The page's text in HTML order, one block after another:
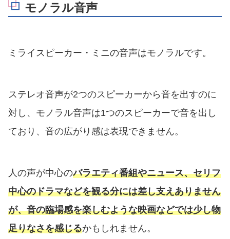
モノラル音声
ミライスピーカー・ミニの音声はモノラルです。
ステレオ音声が2つのスピーカーから音を出すのに
対し、モノラル音声は1つのスピーカーで音を出し
ており、音の広がり感は表現できません。
人の声が中心のバラエティ番組やニュース、セリフ
中心のドラマなどを観る分には差し支えありません
が、音の臨場感を楽しむような映画などでは少し物
足りなさを感じるかもしれません。